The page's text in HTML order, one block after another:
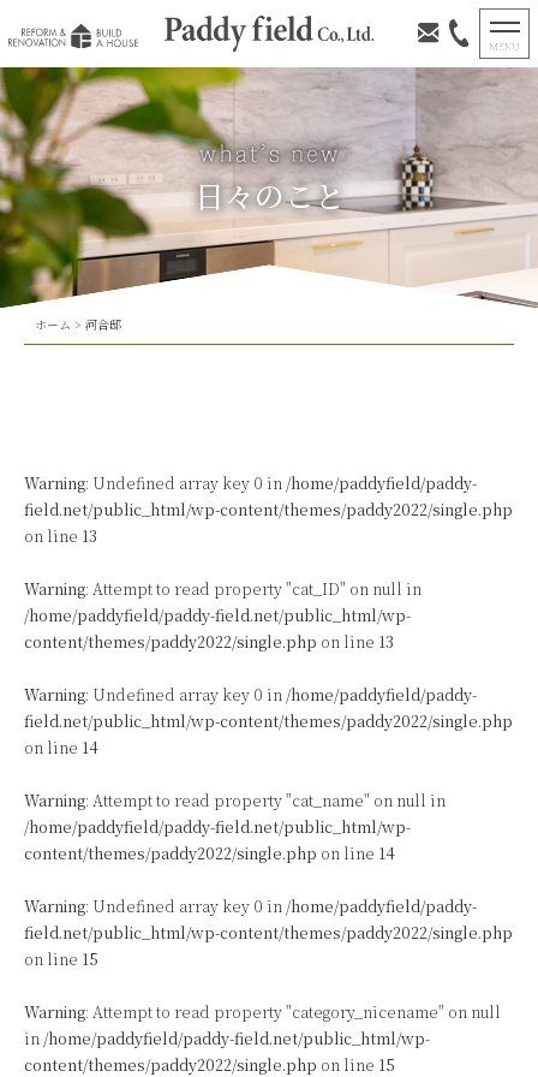
日々のこと
ホーム > 河合邸
Warning: Undefined array key 0 in /home/paddyfield/paddy-
field.net/public_html/wp-content/themes/paddy2022/single.php
on line 13
Warning: Attempt to read property "cat_ID" on null in
/home/paddyfield/paddy-field.net/public_html/wp-
content/themes/paddy2022/single.php on line 13
Warning: Undefined array key 0 in /home/paddyfield/paddy-
field.net/public_html/wp-content/themes/paddy2022/single.php
on line 14
Warning: Attempt to read property "cat_name" on null in
/home/paddyfield/paddy-field.net/public_html/wp-
content/themes/paddy2022/single.php on line 14
Warning: Undefined array key 0 in /home/paddyfield/paddy-
field.net/public_html/wp-content/themes/paddy2022/single.php
on line 15
Warning: Attempt to read property "category_nicename" on null
in /home/paddyfield/paddy-field.net/public_html/wp-
content/themes/paddy2022/single.php on line 15